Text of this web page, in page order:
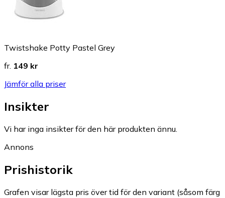
Twistshake Potty Pastel Grey
fr. 149 kr
Jämför alla priser
Insikter
Vi har inga insikter för den här produkten ännu.
Annons
Prishistorik
Grafen visar lägsta pris över tid för den variant (såsom färg